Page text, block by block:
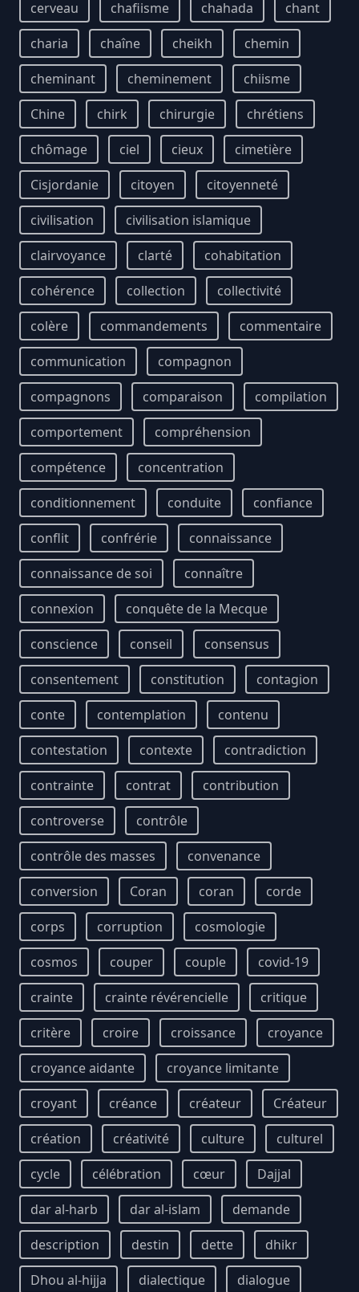
cerveau chafiisme chahada
chant
charia
chaîne cheikh
chemin
cheminant
cheminement
chiisme
Chine
chirk chirurgie
chrétiens
chômage
ciel cieux
cimetière
Cisjordanie
citoyen
citoyenneté
civilisation
civilisation islamique
clairvoyance
clarté
cohabitation
cohérence
collection
collectivité
colère
commandements
commentaire
communication
compagnon
compagnons
comparaison
compilation
comportement
compréhension
compétence
concentration
conditionnement
conduite
confiance
conflit
confrérie
connaissance
connaissance de soi
connaître
connexion
conquête de la Mecque
conscience
conseil
consensus
consentement
constitution
contagion
conte
contemplation
contenu
contestation
contexte
contradiction
contrainte
contrat
contribution
controverse
contrôle
contrôle des masses
convenance
conversion
Coran coran
corde
corps
corruption
cosmologie
cosmos
couper couple
covid-19
crainte
crainte révérencielle
critique
critère
croire croissance
croyance
croyance aidante
croyance limitante
croyant
créance créateur
Créateur
création
créativité culture
culturel
cycle
célébration cœur
Dajjal
dar al-harb
dar al-islam
demande
description
destin dette
dhikr
Dhou al-hijja
dialectique
dialogue